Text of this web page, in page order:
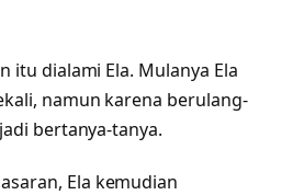
itu dialami Ela. Mulanya Ela
namun karena berulang-
bertanya-tanya.
Ela kemudian